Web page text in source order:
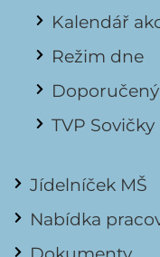
Kalendář
Režim dne
TVP Sovičky
Jídelníček MŠ
Nabídka